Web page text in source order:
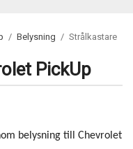
/ Belysning / Strålkastare
PickUp
belysning till Chevrolet